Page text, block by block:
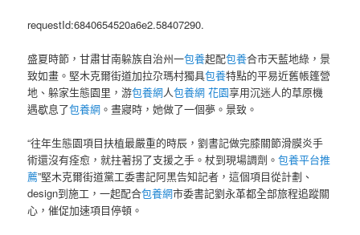
requestId:6840654520a6e2.58407290.
盛夏時節，甘肅甘南躲族自治州一包養起配包養合市天藍地綠，景
致如畫。堅木克爾街道加拉尕瑪村獨具包養特點的平易近舊帳篷營
地、躲家生態園里，游包養網人包養網 花園享用沉迷人的草原機
遇歇息了包養網 。晝寢時，她做了一個夢。景致。
“往年生態園項目扶植最嚴重的時辰，劉書記做完膝關節滑膜炎手
術還沒有痊愈，就拄著拐了支援之手。杖到現場調劑。包養平台推
薦”堅木克爾街道黨工委書記阿黑告知記者，這個項目從計劃、
design到施工，一起配合包養網市委書記劉永革都全部旅程追蹤關
心，催促加速項目停頓。